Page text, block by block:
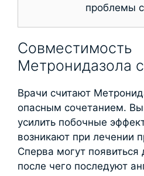
проблемы
Совместимость
Метронидазола
Врачи считают
опасным сочетанием.
усилить побочные
возникают при лечении
Сперва могут появиться
после чего последуют